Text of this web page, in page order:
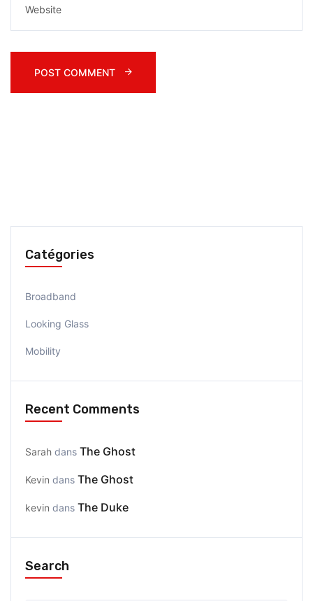
Catégories
Broadband
Looking Glass
Mobility
Recent Comments
Sarah dans The Ghost
Kevin dans The Ghost
kevin dans The Duke
Search